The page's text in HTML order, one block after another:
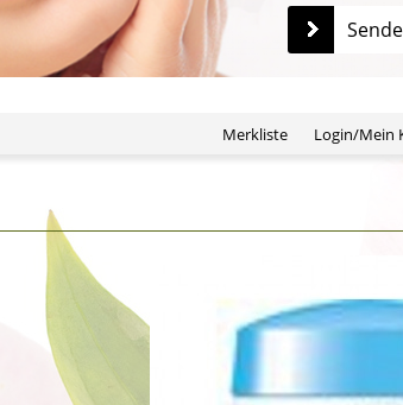
Login/Mein
Merkliste